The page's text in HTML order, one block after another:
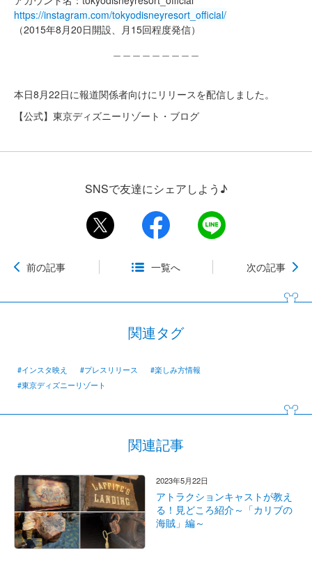
https://instagram.com/tokyodisneyresort_official/
（2015年8月20日開設、月15回程度発信）
本日8月22日に報道関係者向けにリリースを配信しました。
【公式】東京ディズニーリゾート・ブログ
SNSで友達にシェアしよう♪
前の記事 一覧へ 次の記事
関連タグ
#インスタ映え #プレスリリース
#楽しみ方情報
#東京ディズニーリゾート
関連記事
2023年5月22日
アトラクションキャストが教え
る！見どころ紹介～「カリブの
海賊」編～